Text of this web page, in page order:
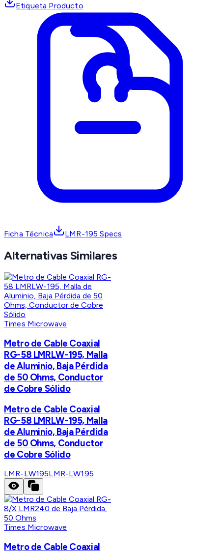
Etiqueta Producto
Ficha Técnica LMR-195 Specs
Alternativas Similares
Times Microwave
Metro de Cable Coaxial
RG-58 LMRLW-195, Malla
de Aluminio, Baja Pérdida
de 50 Ohms, Conductor
de Cobre Sólido
Metro de Cable Coaxial
RG-58 LMRLW-195, Malla
de Aluminio, Baja Pérdida
de 50 Ohms, Conductor
de Cobre Sólido
LMR-LW195LMR-LW195
Times Microwave
Metro de Cable Coaxial